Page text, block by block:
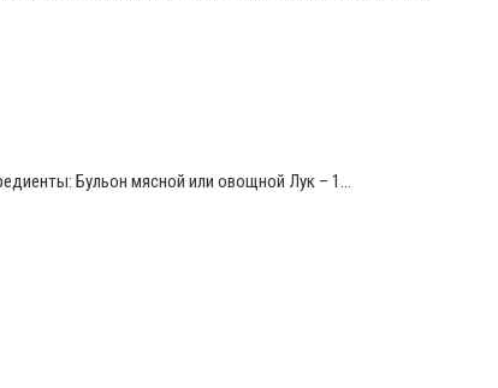
Бульон мясной или овощной Лук – 1…